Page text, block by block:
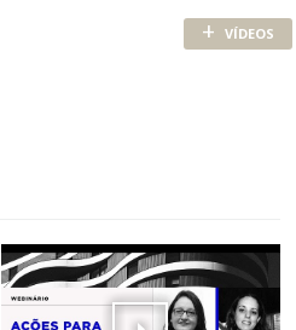
+ VÍDEOS